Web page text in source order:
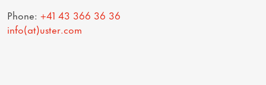
Phone: +41 43 366 36 36
info(at)uster.com